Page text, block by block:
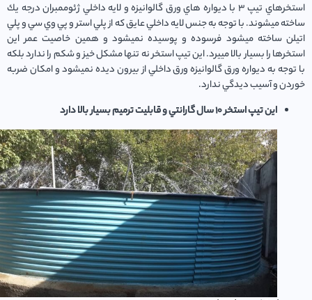
استخرهاي تيپ ٣ با ديواره هاي ورق گالوانيزه و لايه داخلي ژئوممبران درجه يك
ميشوند. با توجه به جنس لايه داخلي عايق كه از پلي استر و پي وي سي و پلي
ساخته ميشود فرسوده و پوسيده نميشود و همين خاصيت عمر اين
را بسيار بالا مييرد. اين تيپ استخر نه تنها مشكل خيز و شكم را ندارد بلكه
به ديواره ورق گالوانيزه ورق داخلي از بيرون ديده نميشود و امكان ضربه
و آسيب ديدگي ندارد.
اين تيپ استخر ١٠ سال گارانتي و قابليت ترميم بسيار بالا دارد